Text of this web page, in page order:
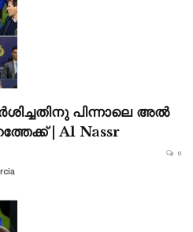
പിന്നാലെ അൽ
| Al Nassr
0